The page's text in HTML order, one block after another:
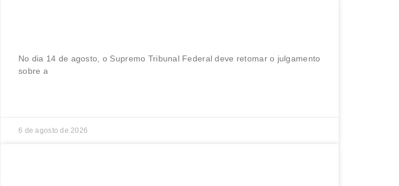
No dia 14 de agosto, o Supremo Tribunal Federal deve retomar o julgamento
sobre a
6 de agosto de 2026